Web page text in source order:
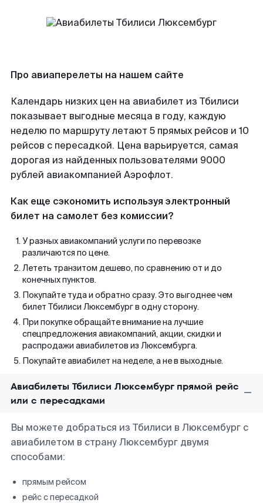
Про авиаперелеты на нашем сайте
Календарь низких цен на авиабилет из Тбилиси
показывает выгодные месяца в году, каждую
неделю по маршруту летают 5 прямых рейсов и 10
рейсов с пересадкой. Цена варьируется, самая
дорогая из найденных пользователями 9000
рублей авиакомпанией Аэрофлот.
Как еще сэкономить используя электронный
билет на самолет без комиссии?
У разных авиакомпаний услуги по перевозке
различаются по цене.
Лететь транзитом дешево, по сравнению от и до
конечных пунктов.
Покупайте туда и обратно сразу. Это выгоднее чем
билет Тбилиси Люксембург в одну сторону.
При покупке обращайте внимание на лучшие
спецпредложения авиакомпаний, акции, скидки и
распродажи авиабилетов из Люксембурга.
Покупайте авиабилет на неделе, а не в выходные.
Авиабилеты Тбилиси Люксембург прямой рейс
или с пересадками
Вы можете добраться из Тбилиси в Люксембург с
авиабилетом в страну Люксембург двумя
способами:
прямым рейсом
рейс с пересадкой